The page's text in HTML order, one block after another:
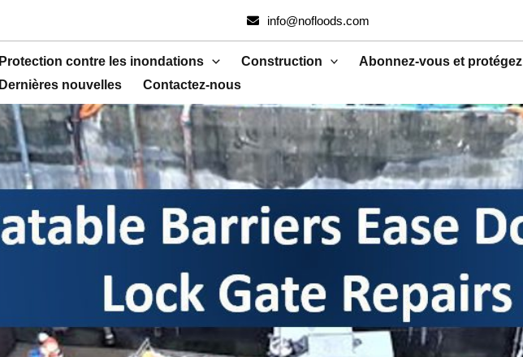
info@nofloods.com
Protection contre les inondations Construction Abonnez-vous et protégez
Dernières nouvelles
Contactez-nous